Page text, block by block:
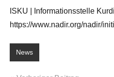
ISKU | Infor­ma­tion­sstelle
https://www.nadir.org/nadir/
News